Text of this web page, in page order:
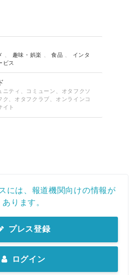
趣味・娯楽 、食品
インタ
ビス
ニティ、コミューン、オタフクソ
ク、オタフクラブ、オンラインコ
イト
には、報道機関向けの情報が
あります。
プレス登録
ログイン